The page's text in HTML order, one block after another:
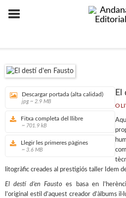
Descargar portada (alta calidad)
jpg ~ 2.9 MB
Fitxa completa del llibre
~ 701.9 kB
Llegir les primeres pàgines
~ 3.6 MB
El
litogràfic creades al prestigiós taller Idem
El destí d’en Faustoes basa en
l’original estil d’aquest creador d’àlbums